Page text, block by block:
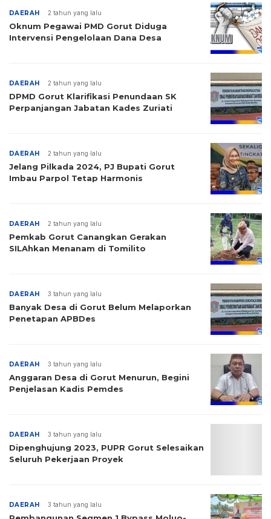
DAERAH 2 tahun yang lalu
Oknum Pegawai PMD Gorut Diduga
Intervensi Pengelolaan Dana Desa
DAERAH 2 tahun yang lalu
DPMD Gorut Klarifikasi Penundaan SK
Perpanjangan Jabatan Kades Zuriati
DAERAH 2 tahun yang lalu
Jelang Pilkada 2024, PJ Bupati Gorut
Imbau Parpol Tetap Harmonis
DAERAH 2 tahun yang lalu
Pemkab Gorut Canangkan Gerakan
SILAhkan Menanam di Tomilito
DAERAH 3 tahun yang lalu
Banyak Desa di Gorut Belum Melaporkan
Penetapan APBDes
DAERAH 3 tahun yang lalu
Anggaran Desa di Gorut Menurun, Begini
Penjelasan Kadis Pemdes
DAERAH 3 tahun yang lalu
Dipenghujung 2023, PUPR Gorut Selesaikan
Seluruh Pekerjaan Proyek
DAERAH 3 tahun yang lalu